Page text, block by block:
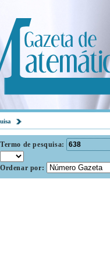
Termo de pesquisa:
Ordenar por: